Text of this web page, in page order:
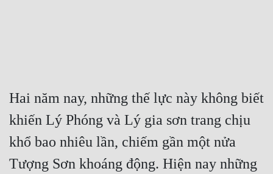
Xa Lộ Dịch
Cung Đấu
Hai năm nay, những thế lực này không biết
khiến Lý Phóng và Lý gia sơn trang chịu
khổ bao nhiêu lần, chiếm gần một nửa
Tượng Sơn khoáng động. Hiện nay những